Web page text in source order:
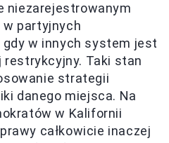
niezarejestrowanym
w partyjnych
w innych system jest
restrykcyjny. Taki stan
strategii
danego miejsca. Na
w Kalifornii
całkowicie inaczej